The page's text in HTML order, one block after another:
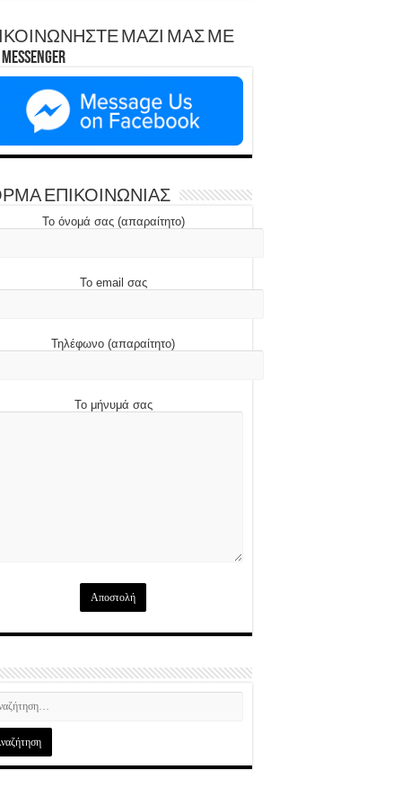
ΜΑΖΙ ΜΑΣ ΜΕ
ΕΠΙΚΟΙΝΩΝΙΑΣ
Το όνομά σας (απαραίτητο)
Το email σας
Τηλέφωνο (απαραίτητο)
Το μήνυμά σας